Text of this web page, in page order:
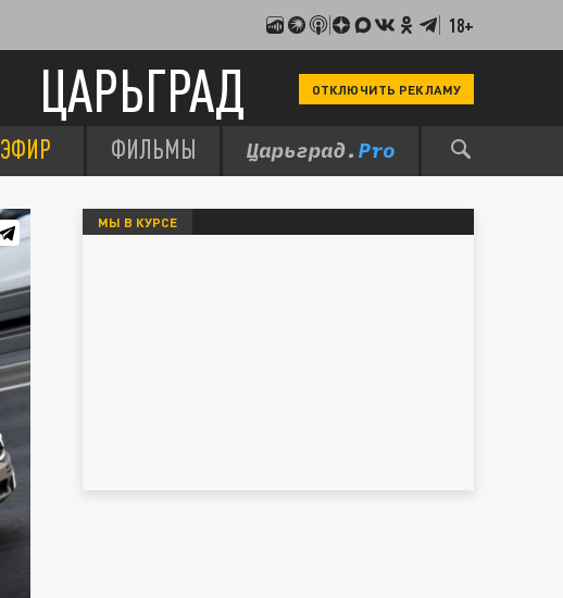
18+
ЦАРЬГРАД ОТКЛЮЧИТЬ РЕКЛАМУ
ЭФИР ФИЛЬМЫ
МЫ В КУРСЕ